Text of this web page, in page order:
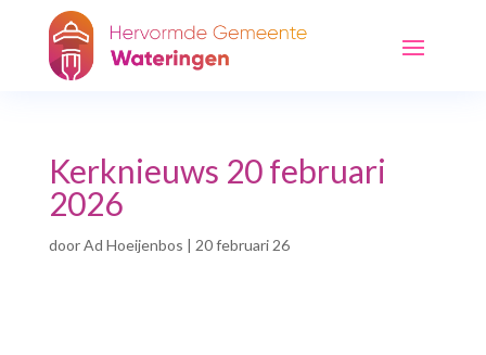
Kerknieuws 20 februari
2026
doorAd Hoeijenbos | 20 februari 26